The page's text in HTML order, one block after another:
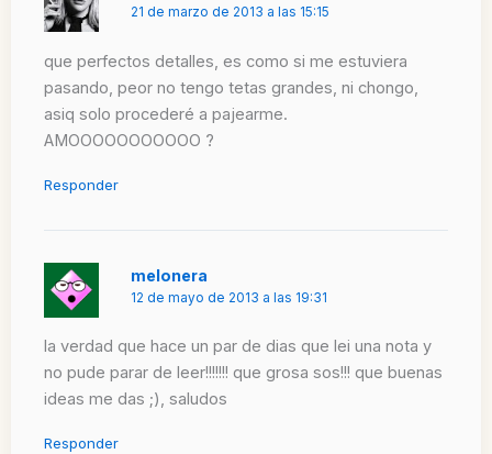
21 de marzo de 2013 a las 15:15
que perfectos detalles, es como si me estuviera
pasando, peor no tengo tetas grandes, ni chongo,
asiq solo procederé a pajearme.
AMOOOOOOOOOOO ?
Responder
melonera
12 de mayo de 2013 a las 19:31
la verdad que hace un par de dias que lei una nota y
no pude parar de leer!!!!!!! que grosa sos!!! que buenas
ideas me das ;), saludos
Responder